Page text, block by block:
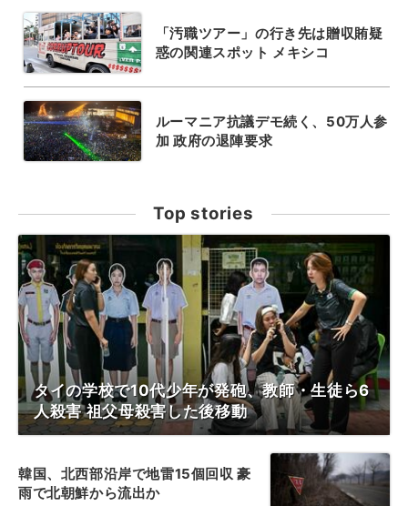
「汚職ツアー」の行き先は贈収賄疑
惑の関連スポット メキシコ
ルーマニア抗議デモ続く、50万人参
加 政府の退陣要求
Top stories
タイの学校で10代少年が発砲、教師・生徒ら6
人殺害 祖父母殺害した後移動
韓国、北西部沿岸で地雷15個回収 豪
雨で北朝鮮から流出か